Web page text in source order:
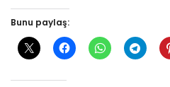
Bunu paylaş: